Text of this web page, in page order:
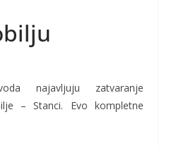
najavljuju zatvaranje
– Stanci. Evo kompletne